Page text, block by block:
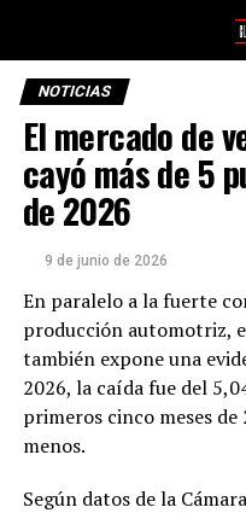
NOTICIAS
El mercado de
cayó más de 5
de 2026
9 de junio de 2026
En paralelo a la fuerte
producción automotriz,
también expone una
2026, la caída fue del
primeros cinco meses
menos.
Según datos de la